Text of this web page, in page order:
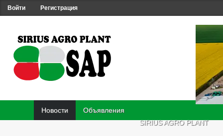
Войти Регистрация
Новости
Объявления
SIRIUS AGRO PLANT